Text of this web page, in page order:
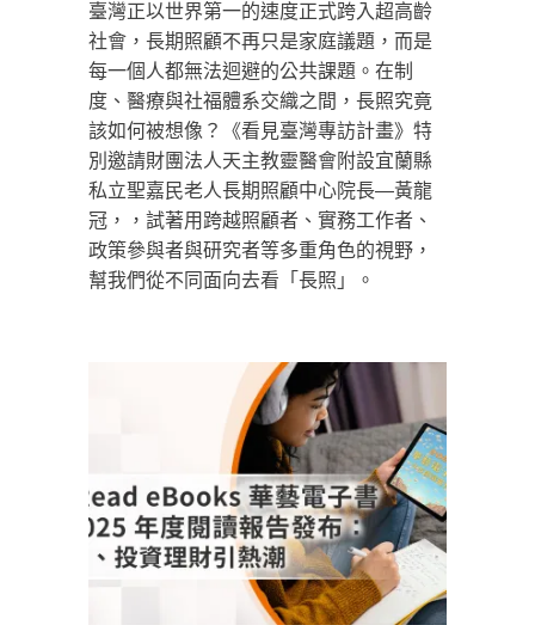
臺灣正以世界第一的速度正式跨入超高齡
社會，長期照顧不再只是家庭議題，而是
每一個人都無法迴避的公共課題。在制
度、醫療與社福體系交織之間，長照究竟
該如何被想像？《看見臺灣專訪計畫》特
別邀請財團法人天主教靈醫會附設宜蘭縣
私立聖嘉民老人長期照顧中心院長—黃龍
冠，，試著用跨越照顧者、實務工作者、
政策參與者與研究者等多重角色的視野，
幫我們從不同面向去看「長照」。